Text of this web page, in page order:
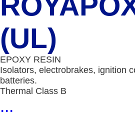
(UL)
EPOXY RESIN
Isolators, electrobrakes, ignition
batteries.
Thermal Class B
...